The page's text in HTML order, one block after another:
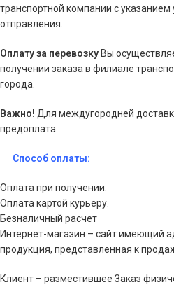
транспортной компании с
отправления.
Оплату за перевозку Вы
получении заказа в филиале
города.
Важно! Для междугородней
предоплата.
Способ оплаты:
Оплата при получении.
Оплата картой курьеру.
Безналичный расчет
Интернет-магазин – сайт имеющий
продукция, представленная к
Клиент – разместившее Заказ